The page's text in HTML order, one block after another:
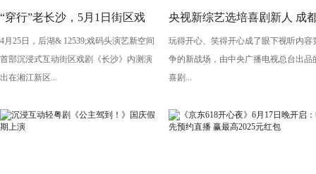
“穿行”老长沙，5月1日街区戏
剧《长沙》将亮相“后湖・戏码
头”
4月25日，后湖& 12539;戏码头演艺新空间
首部沉浸式互动街区戏剧《长沙》内测演
出在湘江新区...
央视新综艺选培喜剧新人 成
导演执导《笑有新生》
玩得开心、笑得开心成了眼下视听内容
争的新战场，由中央广播电视总台出品
喜剧...